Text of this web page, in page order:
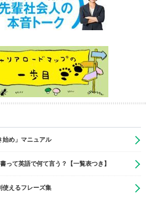
始め」マニュアル
って英語で何て言う？【一覧表つき】
使えるフレーズ集